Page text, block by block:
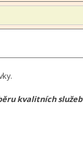
kvalitních služeb